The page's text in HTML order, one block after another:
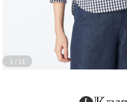
1 / 11